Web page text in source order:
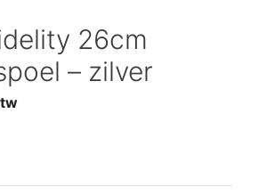
26cm
– zilver